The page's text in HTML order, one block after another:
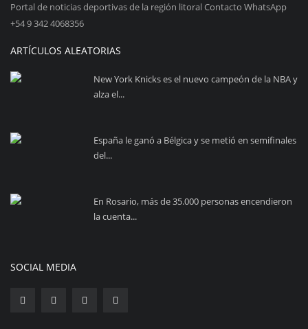
Portal de noticias deportivas de la región litoral Contacto WhatsApp
+54 9 342 4068356
ARTÍCULOS ALEATORIAS
New York Knicks es el nuevo campeón de la NBA y
alza el...
España le ganó a Bélgica y se metió en semifinales
del...
En Rosario, más de 35.000 personas encendieron
la cuenta...
SOCIAL MEDIA